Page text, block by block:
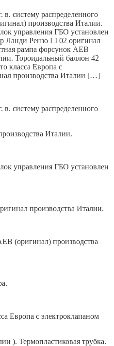
систему распределенного
производства Италии.
управления ГБО установлен
Ланди Рензо LI 02 оригинал
рампа форсунок AEB
Тороидальный баллон 42
класса Европа с
производства Италии […]
систему распределенного
Италии.
управления ГБО установлен
производства Италии.
(оригинал) производства
Европа с электроклапаном
). Термопластиковая трубка.